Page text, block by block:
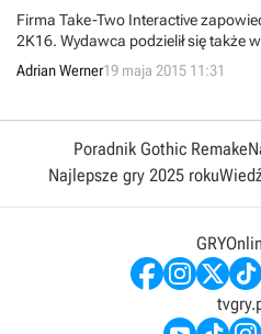
Firma Take-Two Interactive
2K16. Wydawca podzielił się także
poinformował, że wkrótce ujawni
produkcję.
Adrian Werner19 maja 2015 11:31
Poradnik Gothic Remake
Najlepsze gry 2025 roku